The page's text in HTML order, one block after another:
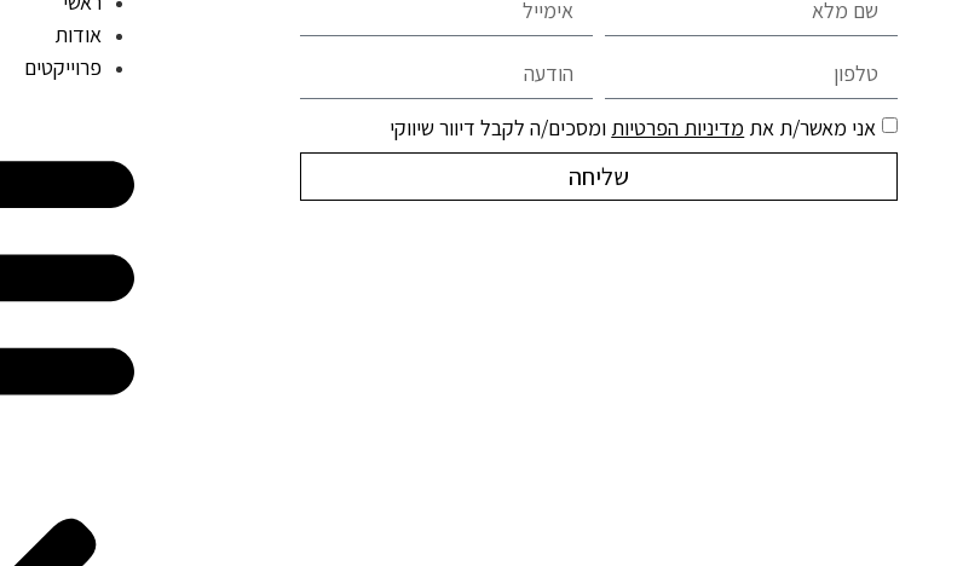
אני מאשר/ת את מדיניות הפרטיות ומסכים/ה לקבל דיוור שיווקי
שליחה
אודות
פרוייקטים